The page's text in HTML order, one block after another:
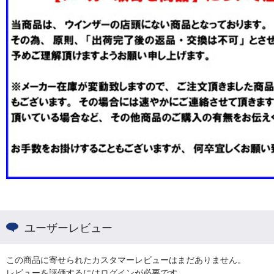
ユーザーレビュー
この商品に寄せられたカスタマーレビューはまだありません。